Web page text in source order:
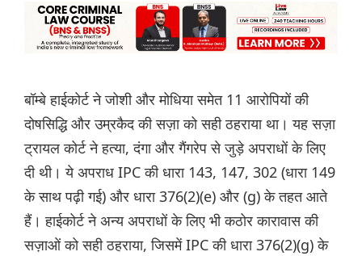
बॉम्बे हाईकोर्ट ने जोशी और मोधिया समेत 11 आरोपियों की
दोषसिद्धि और उम्रकैद की सज़ा को सही ठहराया था। यह सज़ा
ट्रायल कोर्ट ने हत्या, दंगा और गैंगरेप से जुड़े अपराधों के लिए
दी थी। ये अपराध IPC की धारा 143, 147, 302 (धारा 149
के साथ पढ़ी गई) और धारा 376(2)(e) और (g) के तहत आते
हैं। हाईकोर्ट ने अन्य अपराधों के लिए भी कठोर कारावास की
सज़ाओं को सही ठहराया, जिसमें IPC की धारा 376(2)(g) के